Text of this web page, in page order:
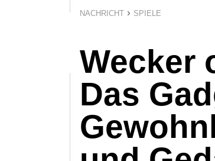
NACHRICHT › SPIELE
Wecker
Das